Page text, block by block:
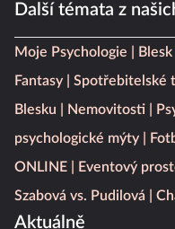
Další témata z
Moje Psychologie
Fantasy
Spotřebitelské
Blesku
Nemovitosti
psychologické mýty
ONLINE
Eventový
Szabová vs. Pudilová
Aktuálně